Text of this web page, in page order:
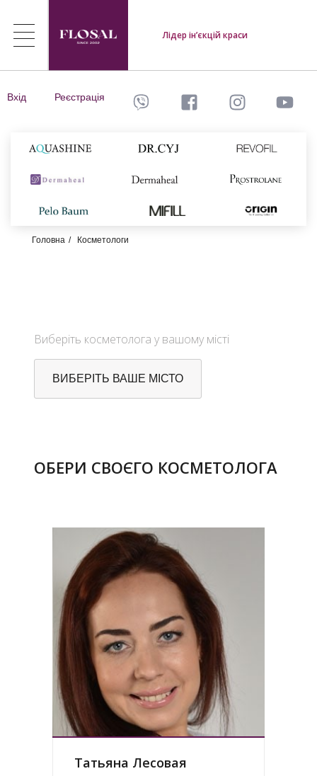
Лідер ін’єкцій краси
Вхід Реєстрація
Головна Косметологи
Виберіть косметолога у вашому місті
ВИБЕРІТЬ ВАШЕ МІСТО
ОБЕРИ СВОЄГО КОСМЕТОЛОГА
Татьяна Лесовая